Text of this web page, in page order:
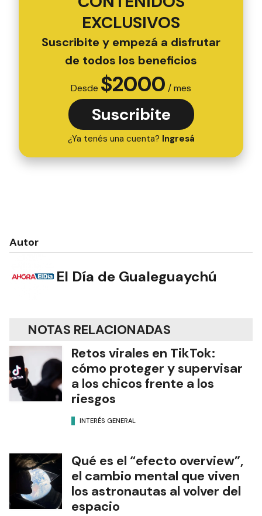
EXCLUSIVOS
Suscribite y empezá a disfrutar
de todos los beneficios
Desde $2000 / mes
Suscribite
¿Ya tenés una cuenta? Ingresá
Autor
El Día de Gualeguaychú
NOTAS RELACIONADAS
Retos virales en TikTok:
cómo proteger y supervisar
a los chicos frente a los
riesgos
INTERÉS GENERAL
Qué es el “efecto overview”,
el cambio mental que viven
los astronautas al volver del
espacio